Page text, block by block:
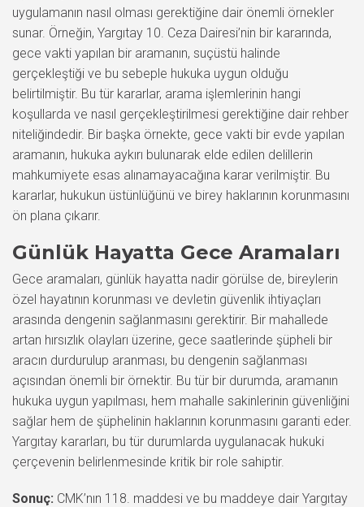
uygulamanın nasıl olması gerektiğine dair önemli örnekler
sunar. Örneğin, Yargıtay 10. Ceza Dairesi’nin bir kararında,
gece vakti yapılan bir aramanın, suçüstü halinde
gerçekleştiği ve bu sebeple hukuka uygun olduğu
belirtilmiştir. Bu tür kararlar, arama işlemlerinin hangi
koşullarda ve nasıl gerçekleştirilmesi gerektiğine dair rehber
niteliğindedir. Bir başka örnekte, gece vakti bir evde yapılan
aramanın, hukuka aykırı bulunarak elde edilen delillerin
mahkumiyete esas alınamayacağına karar verilmiştir. Bu
kararlar, hukukun üstünlüğünü ve birey haklarının korunmasını
ön plana çıkarır.
Günlük Hayatta Gece Aramaları
Gece aramaları, günlük hayatta nadir görülse de, bireylerin
özel hayatının korunması ve devletin güvenlik ihtiyaçları
arasında dengenin sağlanmasını gerektirir. Bir mahallede
artan hırsızlık olayları üzerine, gece saatlerinde şüpheli bir
aracın durdurulup aranması, bu dengenin sağlanması
açısından önemli bir örnektir. Bu tür bir durumda, aramanın
hukuka uygun yapılması, hem mahalle sakinlerinin güvenliğini
sağlar hem de şüphelinin haklarının korunmasını garanti eder.
Yargıtay kararları, bu tür durumlarda uygulanacak hukuki
çerçevenin belirlenmesinde kritik bir role sahiptir.
Sonuç: CMK’nın 118. maddesi ve bu maddeye dair Yargıtay